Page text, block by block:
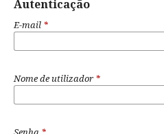
Autenticação
E-mail *
Nome de utilizador *